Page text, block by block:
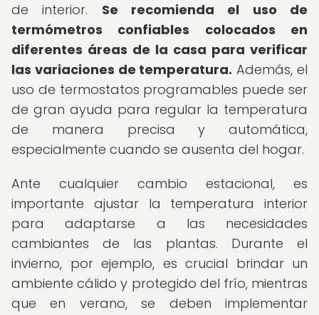
de interior. Se recomienda el uso de
termómetros confiables colocados en
diferentes áreas de la casa para verificar
las variaciones de temperatura. Además, el
uso de termostatos programables puede ser
de gran ayuda para regular la temperatura
de manera precisa y automática,
especialmente cuando se ausenta del hogar.
Ante cualquier cambio estacional, es
importante ajustar la temperatura interior
para adaptarse a las necesidades
cambiantes de las plantas. Durante el
invierno, por ejemplo, es crucial brindar un
ambiente cálido y protegido del frío, mientras
que en verano, se deben implementar